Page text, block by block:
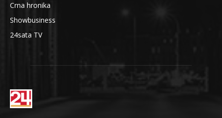
Crna hronika
Showbusiness
24sata TV